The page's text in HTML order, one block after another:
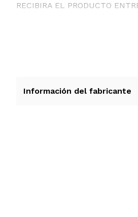
RECIBIRA EL PRODUCTO
Información del fabricante